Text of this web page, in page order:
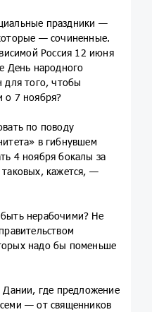
праздники —
— сочиненные.
Россия 12 июня
День народного
для того, чтобы
о 7 ноября?
по поводу
в гибнувшем
4 ноября бокалы за
кажется, —
нерабочими? Не
надо бы поменьше
где предложение
— от священников